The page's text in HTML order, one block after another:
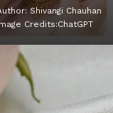
Shivangi Chauhan
Credits:ChatGPT